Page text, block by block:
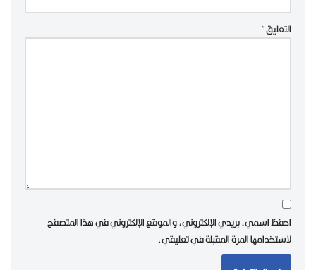
التعليق*
احفظ اسمي، بريدي الإلكتروني، والموقع الإلكتروني في هذا المتصفح
لاستخدامها المرة المقبلة في تعليقي.